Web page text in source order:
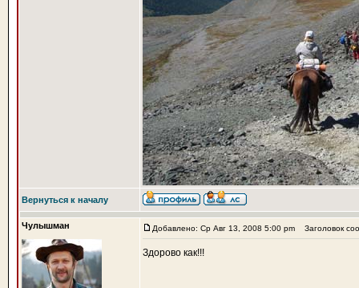
Вернуться к началу
Чулышман Добавлено: Ср Авг 13, 2008 5:00 pm Заголовок
Здорово как!!!